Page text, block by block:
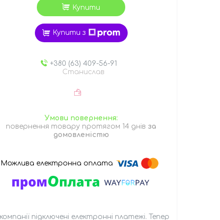
Купити
Купити з
+380 (63) 409-56-91
Станислав
повернення товару протягом 14 днів за
домовленістю
підключені електронні платежі. Тепер